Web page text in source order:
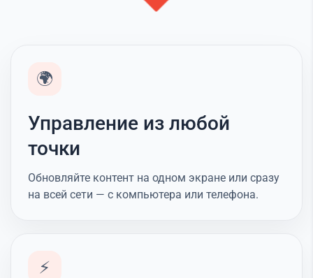
🌍
Управление из любой
точки
Обновляйте контент на одном экране или сразу
на всей сети — с компьютера или телефона.
⚡